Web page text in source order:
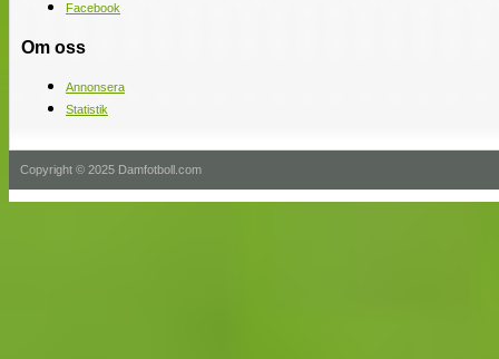
Facebook
Om oss
Annonsera
Statistik
Copyright © 2025 Damfotboll.com